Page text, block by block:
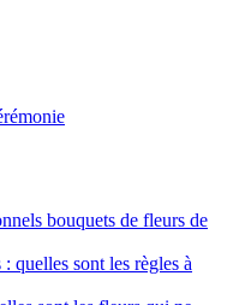
bouquets de fleurs de
quelles sont les règles à